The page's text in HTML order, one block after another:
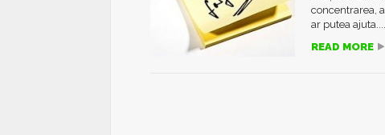
concentrarea,
ar putea ajuta....
READ MORE